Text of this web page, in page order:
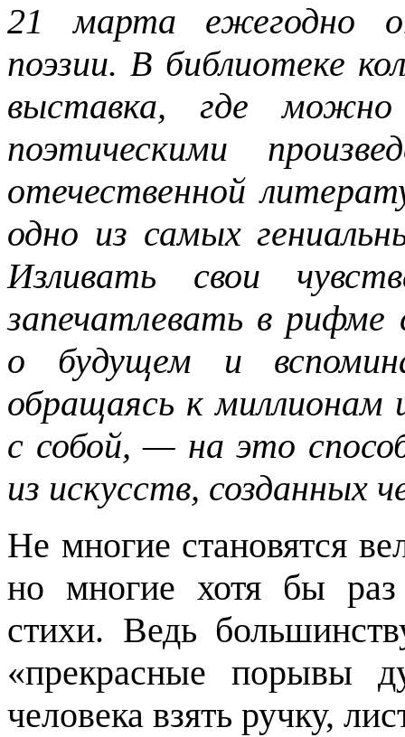
21 марта ежегодно
поэзии. В библиотеке
выставка, где
поэтическими
отечественной
одно из самых
Изливать свои
запечатлевать в
о будущем и
обращаясь к миллионам
с собой, — на это
из искусств, созданных
Не многие становятся
но многие хотя бы
стихи. Ведь
«прекрасные порывы
человека взять ручку,